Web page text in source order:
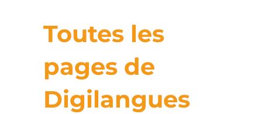
Toutes les
pages de
Digilangues